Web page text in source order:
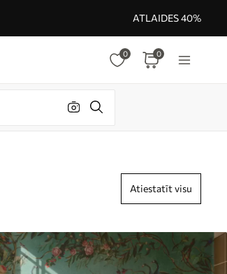
ATLAIDES 40%
0 0
Atiestatīt visu